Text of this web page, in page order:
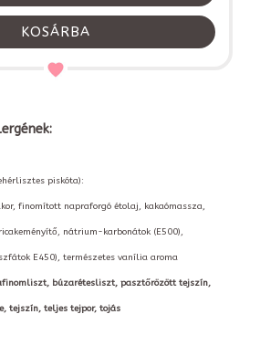
KOSÁRBA
piskóta):
finomított napraforgó étolaj, kakaómassza,
nátrium-karbonátok (E500),
E450), természetes vanília aroma
búzarétesliszt, pasztőrözött tejszín,
tejszín, teljes tejpor, tojás